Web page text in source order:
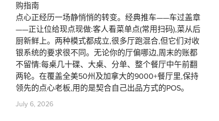
购指南
点心正经历一场静悄悄的转变。经典推车——车过盖章
——正让位给现点现做:客人看菜单点(常用扫码),菜从后
厨新鲜上。两种模式都成立,很多厅跑混合,但它们对收
银系统的要求很不同。无论你的厅偏哪边,周末的账都
不留情:每桌几十碟、大桌、分单、整个餐厅中午前翻
两轮。在覆盖全美50州及加拿大的9000+餐厅里,保持
领先的点心老板,用的是契合自己出品方式的POS。
July 6, 2026